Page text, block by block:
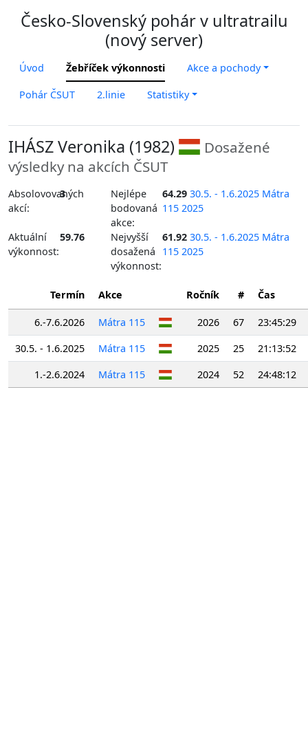
Česko-Slovenský pohár v ultratrailu
(nový server)
Úvod Žebříček výkonnosti Akce a pochody
Pohár ČSUT 2.linie Statistiky
IHÁSZ Veronika (1982)
Dosažené
výsledky na akcích ČSUT
Absolovovaných
akcí:
3
Nejlépe
bodovaná
akce:
64.29 30.5. - 1.6.2025 Mátra
115 2025
Aktuální
výkonnost:
59.76
Nejvyšší
dosažená
výkonnost:
61.92 30.5. - 1.6.2025 Mátra
115 2025
Termín Akce Ročník # Čas
6.-7.6.2026 Mátra 115 2026 67
23:45:29
30.5. - 1.6.2025
Mátra 115 2025 25
21:13:52
1.-2.6.2024
Mátra 115 2024 52 24:48:12